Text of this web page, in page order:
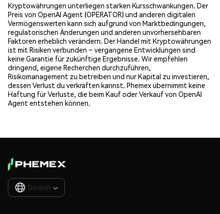
Kryptowährungen unterliegen starken Kursschwankungen. Der
Preis von OpenAI Agent (OPERATOR) und anderen digitalen
Vermögenswerten kann sich aufgrund von Marktbedingungen,
regulatorischen Änderungen und anderen unvorhersehbaren
Faktoren erheblich verändern. Der Handel mit Kryptowährungen
ist mit Risiken verbunden – vergangene Entwicklungen sind
keine Garantie für zukünftige Ergebnisse. Wir empfehlen
dringend, eigene Recherchen durchzuführen,
Risikomanagement zu betreiben und nur Kapital zu investieren,
dessen Verlust du verkraften kannst. Phemex übernimmt keine
Haftung für Verluste, die beim Kauf oder Verkauf von OpenAI
Agent entstehen können.
Deutsch 